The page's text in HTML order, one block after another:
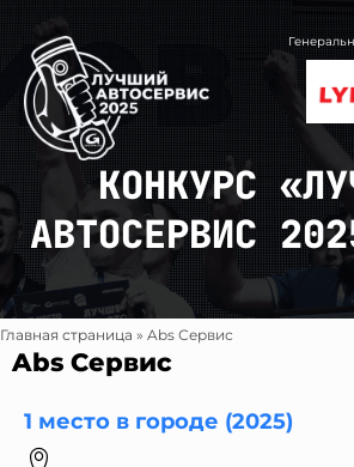
содержимому
КОНКУРС
АВТОСЕРВИС
Главная страница » Abs Сервис
Abs Сервис
1 место в городе (2025)